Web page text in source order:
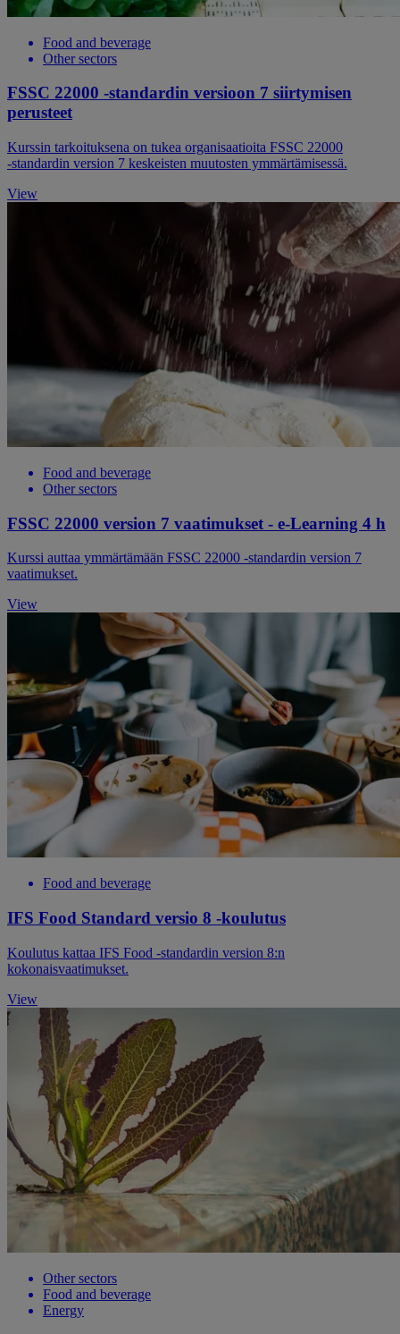
Food and beverage
Other sectors
FSSC 22000 -standardin versioon 7 siirtymisen
perusteet
Kurssin tarkoituksena on tukea organisaatioita FSSC 22000
‑standardin version 7 keskeisten muutosten ymmärtämisessä.
View
Food and beverage
Other sectors
FSSC 22000 version 7 vaatimukset - e-Learning 4 h
Kurssi auttaa ymmärtämään FSSC 22000 -standardin version 7
vaatimukset.
View
Food and beverage
IFS Food Standard versio 8 -koulutus
Koulutus kattaa IFS Food -standardin version 8:n
kokonaisvaatimukset.
View
Other sectors
Food and beverage
Energy